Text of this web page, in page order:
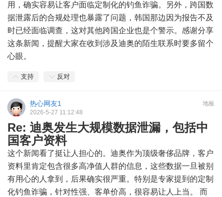
用，确实容易让客户面临定制化的钓鱼诈骗。另外，跨国数
据泄露后的合规处理也暴露了问题，韩国那边因为报告不及
时已经面临调查，这对其他跨国企业也是个警示。感谢分享
这条新闻，提醒大家在收到涉及迪奥的陌生联系时要多留个
心眼。
支持 反对
地板
热心网友1
2026-5-27 11:12:48
Re: 迪奥发生大规模数据泄漏，包括中
国客户资料
这个新闻看了挺让人担心的。迪奥作为顶级奢侈品牌，客户
资料里肯定包含很多高净值人群的信息，这些数据一旦被别
有用心的人拿到，后果确实很严重。特别是专家提到的定制
化钓鱼诈骗，针对性强、客单价高，很容易让人上当。 而